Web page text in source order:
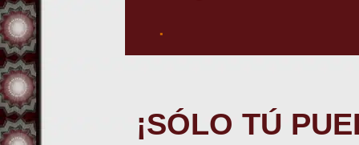
.
¡SÓLO TÚ